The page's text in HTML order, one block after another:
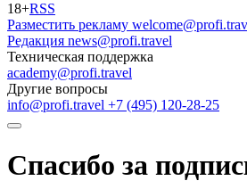
18+RSS
Разместить рекламу
Редакция news@profi.travel
Техническая поддержка
academy@profi.travel
Другие вопросы
info@profi.travel +7 (495) 120-28-25
Спасибо за